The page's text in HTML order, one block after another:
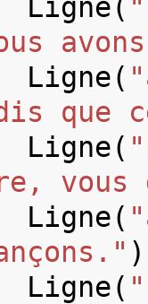
Ligne(
Ligne(
que
Ligne(
Ligne(
Ligne(